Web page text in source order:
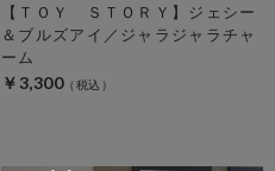
【ＴＯＹ ＳＴＯＲＹ】ジェシー
＆ブルズアイ／ジャラジャラチャ
ーム
￥3,300